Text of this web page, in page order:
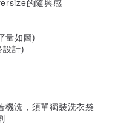
量如圖)
計)
機洗，須單獨裝洗衣袋